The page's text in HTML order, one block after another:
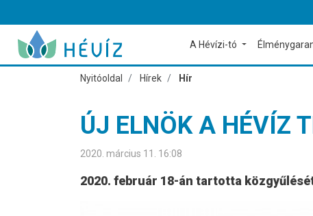
A Hévízi-tó
Nyitóoldal Hírek Hír
ÚJ ELNÖK A HÉVÍZ
2020. március 11. 16:08
2020. február 18-án tartotta